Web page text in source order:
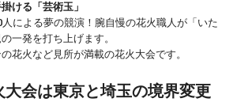
ける「芸術玉」
による夢の競演！腕自慢の花火職人が「いた
一発を打ち上げます。
花火など見所が満載の花火大会です。
大会は東京と埼玉の境界変更